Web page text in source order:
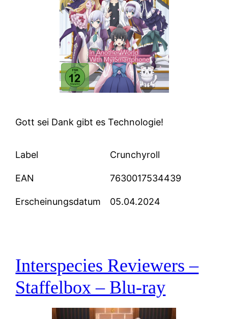
Gott sei Dank gibt es Technologie!
Label Crunchyroll
EAN 7630017534439
Erscheinungsdatum 05.04.2024
Interspecies Reviewers –
Staffelbox – Blu-ray